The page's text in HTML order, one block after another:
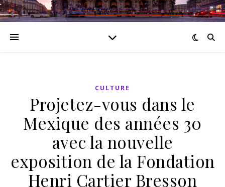
CULTURE
Projetez-vous dans le
Mexique des années 30
avec la nouvelle
exposition de la Fondation
Henri Cartier Bresson